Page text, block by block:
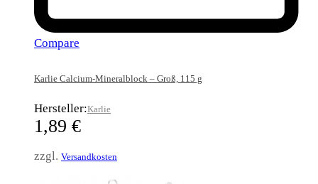
Compare
Karlie Calcium-Mineralblock – Groß, 115 g
Hersteller:Karlie
1,89 €
zzgl. Versandkosten